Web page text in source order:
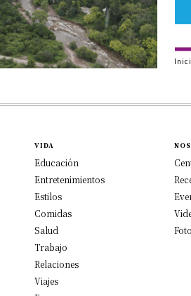
VIDA
Educación
Entretenimientos
Estilos
Comidas
Salud
Trabajo
Relaciones
Viajes